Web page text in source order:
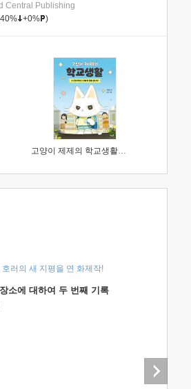
Central Publishing
+0% )
고양이 제제의 학교생활 1 : 초등학생이 이렇게 힘들 줄이야
러의 새 지평을 연 화제작!
소에 대하여 두 번째 기록